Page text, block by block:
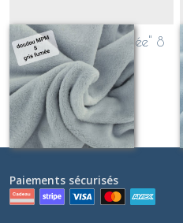
Teddydoux "gris fumée" 8
Sur demande
Paiements sécurisés